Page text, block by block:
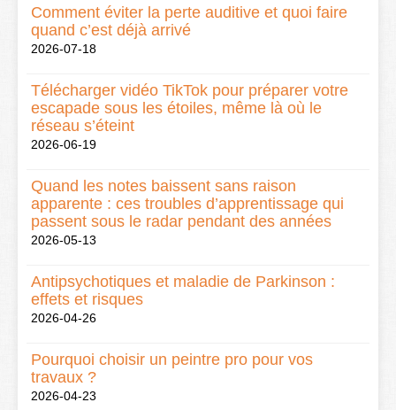
Comment éviter la perte auditive et quoi faire
quand c’est déjà arrivé
2026-07-18
Télécharger vidéo TikTok pour préparer votre
escapade sous les étoiles, même là où le
réseau s’éteint
2026-06-19
Quand les notes baissent sans raison
apparente : ces troubles d’apprentissage qui
passent sous le radar pendant des années
2026-05-13
Antipsychotiques et maladie de Parkinson :
effets et risques
2026-04-26
Pourquoi choisir un peintre pro pour vos
travaux ?
2026-04-23